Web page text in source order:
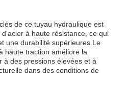
de ce tuyau hydraulique est
à haute résistance, ce qui
une durabilité supérieures.Le
haute traction améliore la
à des pressions élevées et à
dans des conditions de